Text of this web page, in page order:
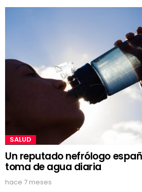
SALUD
Un reputado nefrólogo
toma de agua diaria
hace 7 meses